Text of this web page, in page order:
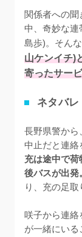
関係者への
中、奇妙な連
島歩)。そん
山ケンイチ)
寄ったサー
ネタバレ
長野県警から
中止だと連絡
充は途中で
後バスが出発
り、充の足取
咲子から連絡
が一緒にい